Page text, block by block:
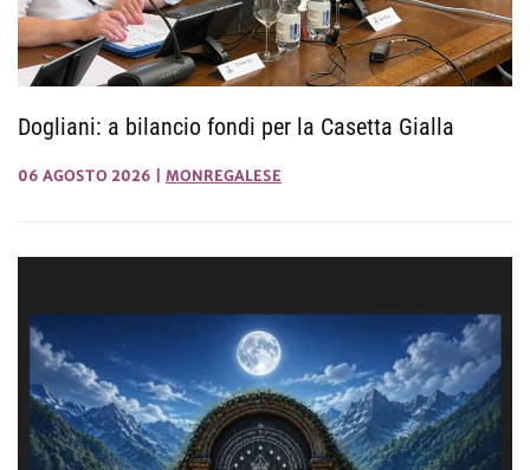
Dogliani: a bilancio fondi per la Casetta Gialla
06 AGOSTO 2026 MONREGALESE